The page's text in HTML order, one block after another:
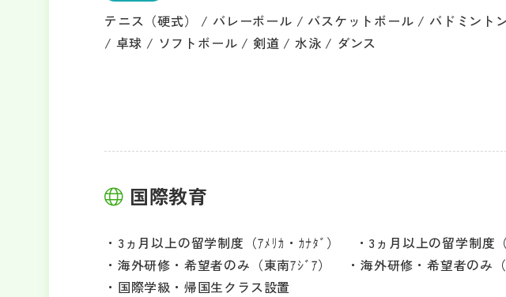
テニス（硬式） / バレーボール / バスケットボール / バドミント
/ 卓球 / ソフトボール / 剣道 / 水泳 / ダンス
国際教育
3ヵ月以上の留学制度（ｱﾒﾘｶ・ｶﾅﾀﾞ） 3ヵ月以上の留学制度（
海外研修・希望者のみ（東南ｱｼﾞｱ）
海外研修・希望者のみ（
国際学級・帰国生クラス設置